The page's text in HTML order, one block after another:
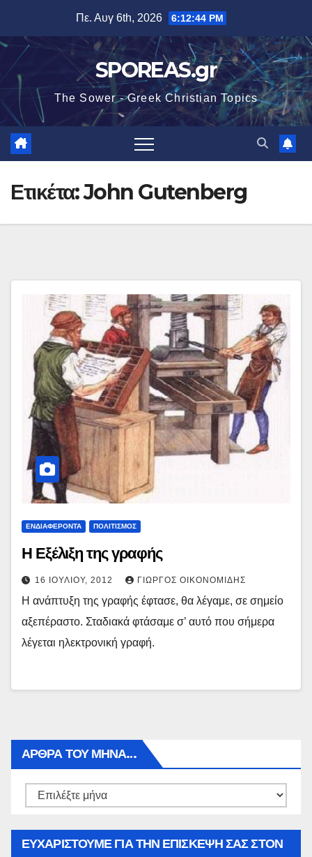
περιεχόμενο
Πε. Αυγ 6th, 2026 6:12:44 PM
SPOREAS.gr
The Sower - Greek Christian Topics
Ετικέτα:John Gutenberg
ΕΝΔΙΑΦΕΡΟΝΤΑ ΠΟΛΙΤΙΣΜΟΣ
Η Εξέλιξη της γραφής
16 ΙΟΥΛΊΟΥ, 2012 ΓΙΏΡΓΟΣ ΟΙΚΟΝΟΜΊΔΗΣ
Η ανάπτυξη της γραφής έφτασε, θα λέγαμε, σε σημείο
αξεπέραστο. Σταδιακά φτάσαμε σ’ αυτό που σήμερα
λέγεται ηλεκτρονική γραφή.
ΑΡΘΡΑ ΤΟΥ ΜΉΝΑ…
Αρθρα
ΕΥΧΑΡΙΣΤΟΥΜΕ ΓΙΑ ΤΗΝ ΕΠΙΣΚΕΨΗ ΣΑΣ ΣΤΟΝ